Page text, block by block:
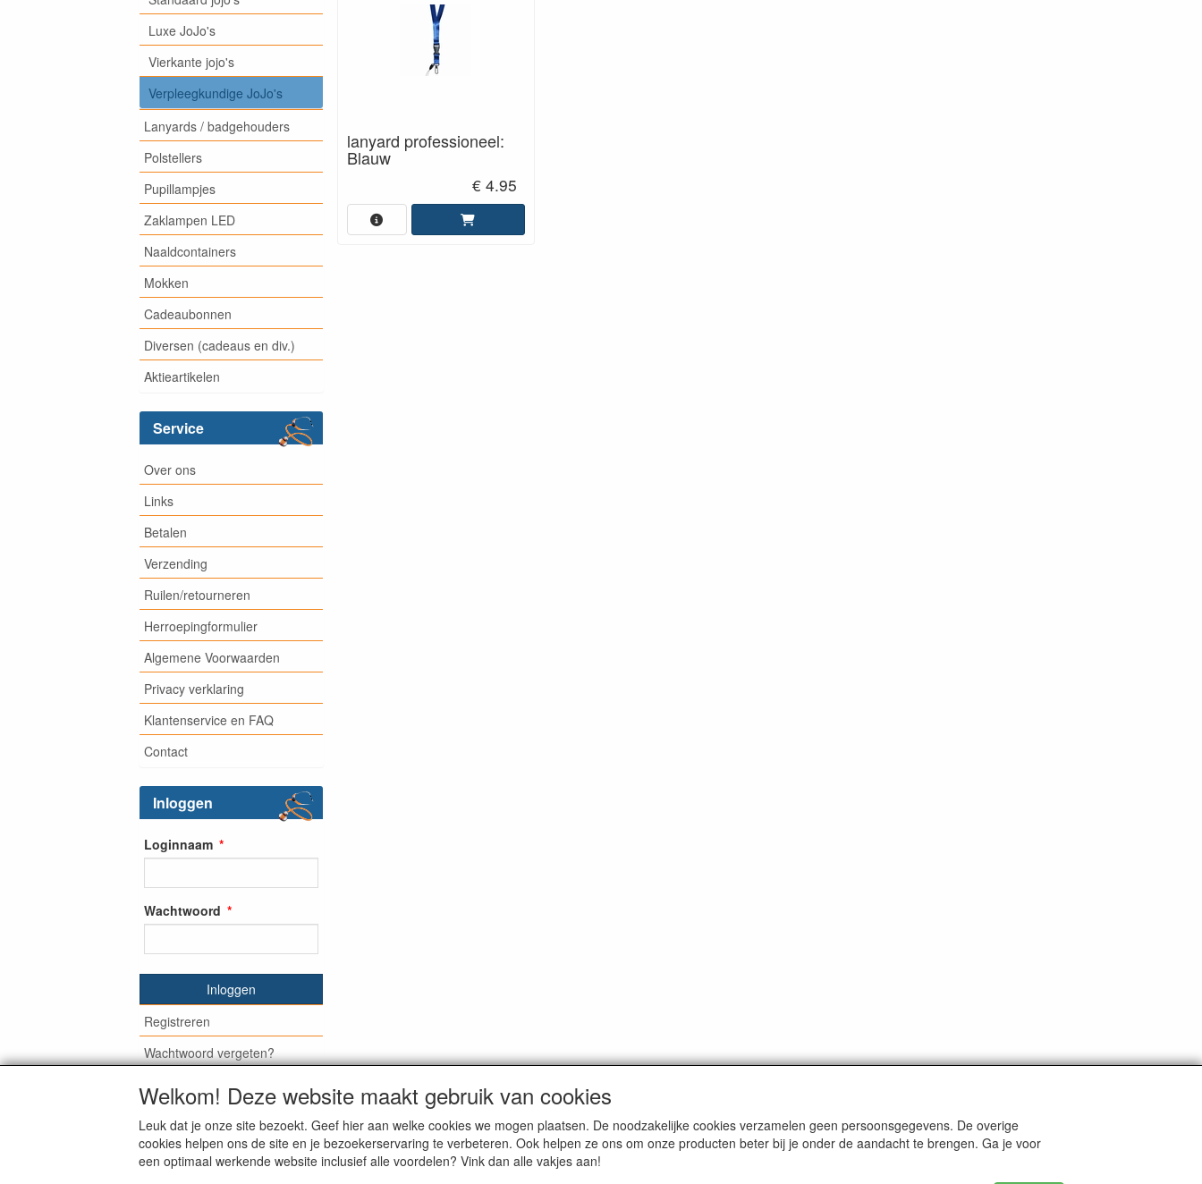
Luxe JoJo's
Vierkante jojo's
Verpleegkundige JoJo's
Lanyards / badgehouders
Polstellers
Pupillampjes
Zaklampen LED
Naaldcontainers
Mokken
Cadeaubonnen
Diversen (cadeaus en div.)
Aktieartikelen
Service
Over ons
Links
Betalen
Verzending
Ruilen/retourneren
Herroepingformulier
Algemene Voorwaarden
Privacy verklaring
Klantenservice en FAQ
Contact
Inloggen
Loginnaam
Wachtwoord
Inloggen
Registreren
Wachtwoord vergeten?
lanyard professioneel:
Blauw
€ 4.95
© Medisan Trading | Alblasserdam. Alle genoemde prijzen zijn inclusief BTW en exclusiefverzendkosten, tenzij anders staat aangegeven.
Welkom! Deze website maakt gebruik van cookies
Leuk dat je onze site bezoekt. Geef hier aan welke cookies we mogen plaatsen. De noodzakelijke cookies verzamelen geen persoonsgegevens. De overige
cookies helpen ons de site en je bezoekerservaring te verbeteren. Ook helpen ze ons om onze producten beter bij je onder de aandacht te brengen. Ga je voor
een optimaal werkende website inclusief alle voordelen? Vink dan alle vakjes aan!